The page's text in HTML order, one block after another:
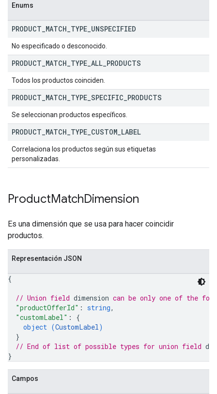
Enums
PRODUCT MATCH TYPE UNSPECIFIED
No especificado o desconocido.
PRODUCT MATCH TYPE ALL PRODUCTS
Todos los productos coinciden.
PRODUCT MATCH TYPE SPECIFIC PRODUCTS
Se seleccionan productos específicos.
PRODUCT MATCH TYPE CUSTOM LABEL
Correlaciona los productos según sus etiquetas
personalizadas.
ProductMatchDimension
Es una dimensión que se usa para hacer coincidir
productos.
Representación JSON
{
// Union field dimension can be only one of the
"productOfferId" : string,
"customLabel" : {
object (CustomLabel)
}
// End of list of possible types for union field
}
Campos